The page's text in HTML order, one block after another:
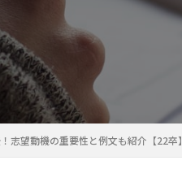
志望動機の重要性と例文も紹介【22卒】